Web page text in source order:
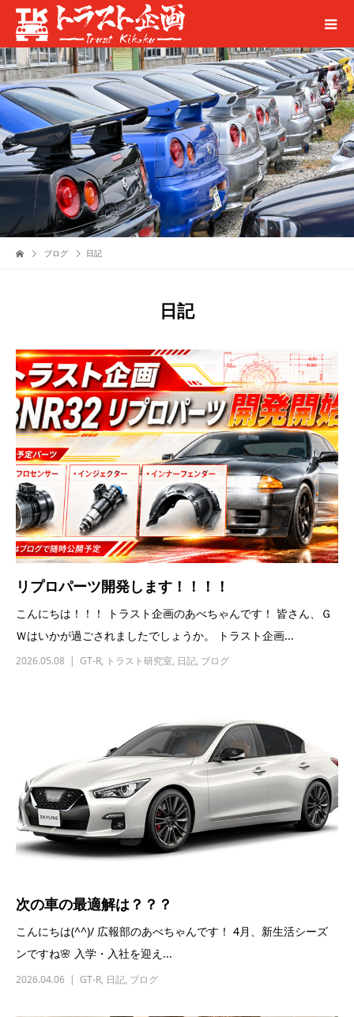
ブログ 日記
日記
リプロパーツ開発します！！！！
こんにちは！！！ トラスト企画のあべちゃんです！ 皆さん、Ｇ
Ｗはいかが過ごされましたでしょうか。 トラスト企画...
2026.05.08 GT-R, トラスト研究室, 日記, ブログ
次の車の最適解は？？？
こんにちは(^^)/ 広報部のあべちゃんです！ 4月、新生活シーズ
ンですね🌸 入学・入社を迎え...
2026.04.06 GT-R, 日記, ブログ